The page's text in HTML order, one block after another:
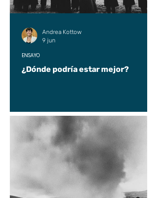
¿Dónde podría estar mejor?
ENSAYO
Andrea Kottow
9 jun